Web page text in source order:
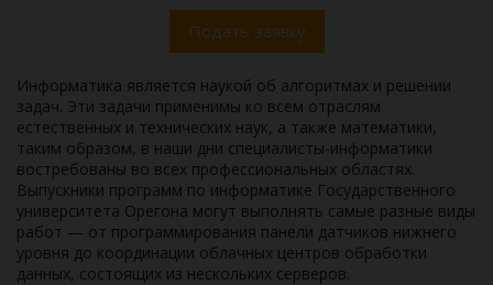
Подать заявку
Информатика является наукой об алгоритмах и решении
задач. Эти задачи применимы ко всем отраслям
естественных и технических наук, а также математики,
таким образом, в наши дни специалисты-информатики
востребованы во всех профессиональных областях.
Выпускники программ по информатике Государственного
университета Орегона могут выполнять самые разные виды
работ — от программирования панели датчиков нижнего
уровня до координации облачных центров обработки
данных, состоящих из нескольких серверов.